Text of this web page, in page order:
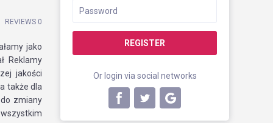
REGISTER
Or login via social networks
REVIEWS 0
jako
Reklamy
jakości
także dla
zmiany